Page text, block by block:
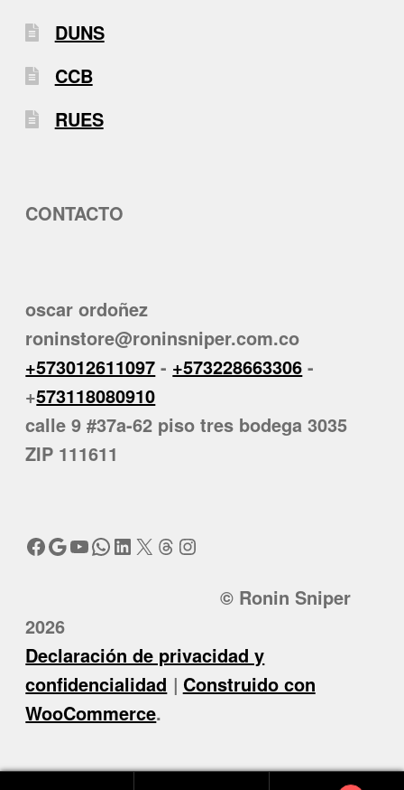
DUNS
CCB
RUES
CONTACTO
oscar ordoñez
roninstore@roninsniper.com.co
+573012611097 - +573228663306 -
+573118080910
calle 9 #37a-62 piso tres bodega 3035
ZIP 111611
Facebook
Google
YouTube
WhatsApp
LinkedIn
X Threads
Instagram
© Ronin Sniper
2026
Declaración de privacidad y
confidencialidad
Construido con
WooCommerce.